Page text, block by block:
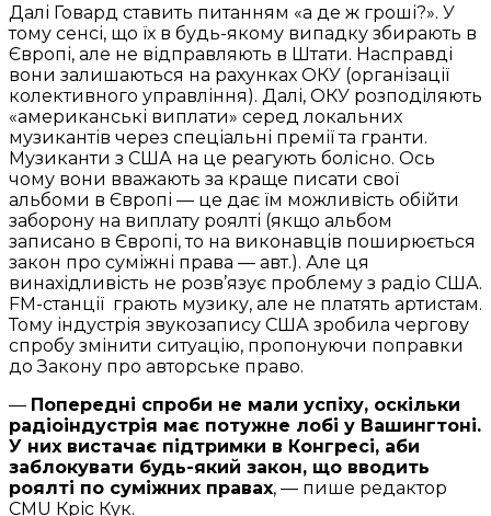
Далі Говард ставить питанням «а де ж гроші?». У
тому сенсі, що їх в будь-якому випадку збирають в
Європі, але не відправляють в Штати. Насправді
вони залишаються на рахунках ОКУ (організації
колективного управління). Далі, ОКУ розподіляють
«американські виплати» серед локальних
музикантів через спеціальні премії та гранти.
Музиканти з США на це реагують болісно. Ось
чому вони вважають за краще писати свої
альбоми в Європі — це дає їм можливість обійти
заборону на виплату роялті (якщо альбом
записано в Європі, то на виконавців поширюється
закон про суміжні права — авт.). Але ця
винахідливість не розв’язує проблему з радіо США.
FM-станції грають музику, але не платять артистам.
Тому індустрія звукозапису США зробила чергову
спробу змінити ситуацію, пропонуючи поправки
до Закону про авторське право.
— Попередні спроби не мали успіху, оскільки
радіоіндустрія має потужне лобі у Вашингтоні.
У них вистачає підтримки в Конгресі, аби
заблокувати будь-який закон, що вводить
роялті по суміжних правах, — пише редактор
CMU Кріс Кук.